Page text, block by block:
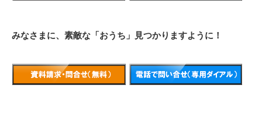
みなさまに、素敵な「おうち」見つかりますように！